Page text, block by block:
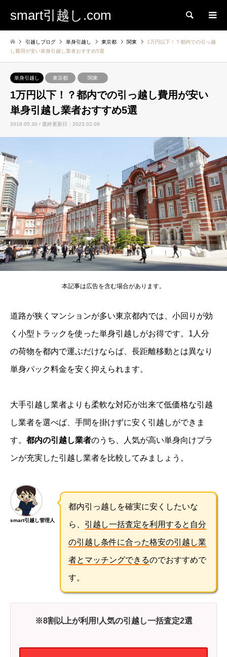
smart引越し.com 検索
引越しブログ 単身引越し 東京都 関東
1万円以下！？都内での引っ越
し費用が安い単身引越し業者おすすめ5選
単身引越し 東京都 関東
1万円以下！？都内での引っ越し費用が安い
単身引越し業者おすすめ5選
2018.05.30 / 最終更新日：2023.02.09
本記事は広告を含む場合があります。
道路が狭くマンションが多い東京都内では、小回りが効
く小型トラックを使った単身引越しがお得です。1人分
の荷物を都内で運ぶだけならば、長距離移動とは異なり
単身パック料金を安く抑えられます。
大手引越し業者よりも柔軟な対応が出来て低価格な引越
し業者を選べば、手間を掛けずに安く引越しができま
す。 都内の引越し業者のうち、人気が高い単身向けプラ
ンが充実した引越し業者を比較してみましょう。
smart引越し管理人
都内引っ越しを確実に安くしたいな
ら、 引越し一括査定を利用すると自分
の引越し条件に合った格安の引越し業
者とマッチングできるのでおすすめで
す。
※8割以上が利用!人気の引越し一括査定2選